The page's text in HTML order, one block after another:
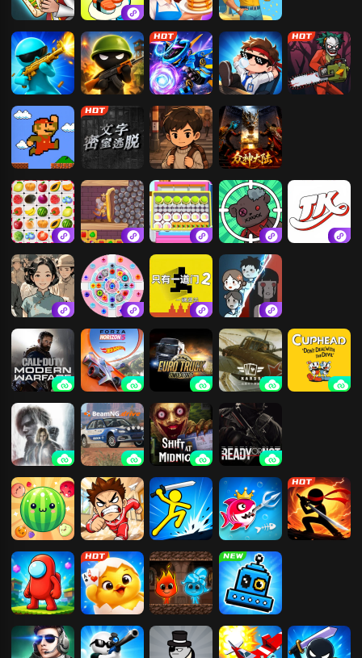
沙威玛大王 回转寿司餐厅 我是厨神 疯狂人生模拟
我的98K-3D
枪战
我的兄弟我的
团
机械战警 躺平摸鱼
超级马里奥兄
弟
文字密室逃脱 平凡大冒险 众神大陆
快连连看 密室出逃
疯狂脑力解谜
师
黑洞入侵
烧脑解压找茬 疯狂玩螺丝 躺平发育
使命召唤16：
现代战争
极限竞速：地
平线5
欧洲卡车模拟
2
KARDS：二战
卡牌
生化危机9：
安魂曲
车祸模拟器 午夜轮班 严阵以待
合成大西瓜 课间暴走
火柴人：终极
角斗场
大鱼吃小鱼2
红蓝岛香肠人 掼蛋 红蓝岛
哥俩好-双人成
行